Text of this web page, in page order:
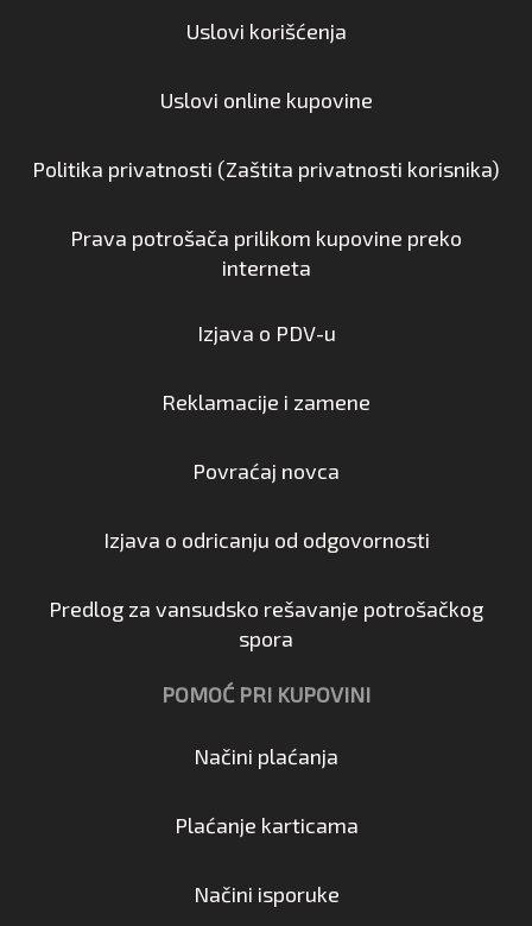
Uslovi korišćenja
Uslovi online kupovine
Politika privatnosti (Zaštita privatnosti korisnika)
Prava potrošača prilikom kupovine preko
interneta
Izjava o PDV-u
Reklamacije i zamene
Povraćaj novca
Izjava o odricanju od odgovornosti
Predlog za vansudsko rešavanje potrošačkog
spora
POMOĆ PRI KUPOVINI
Načini plaćanja
Plaćanje karticama
Načini isporuke